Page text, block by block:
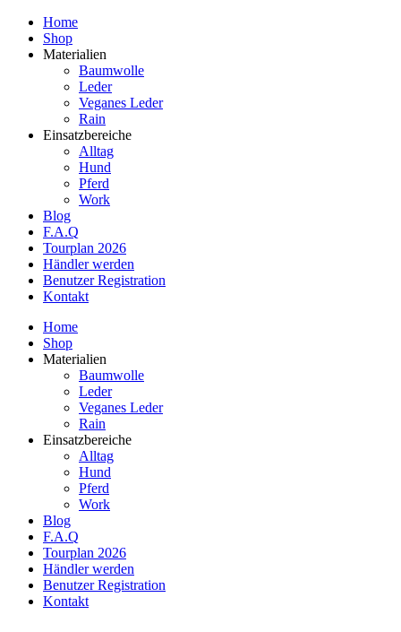
Home
Shop
Materialien
Baumwolle
Leder
Veganes Leder
Rain
Einsatzbereiche
Alltag
Hund
Pferd
Work
Blog
F.A.Q
Tourplan 2026
Händler werden
Benutzer Registration
Kontakt
Home
Shop
Materialien
Baumwolle
Leder
Veganes Leder
Rain
Einsatzbereiche
Alltag
Hund
Pferd
Work
Blog
F.A.Q
Tourplan 2026
Händler werden
Benutzer Registration
Kontakt